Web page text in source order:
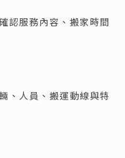
認服務內容、搬家時間
、人員、搬運動線與特